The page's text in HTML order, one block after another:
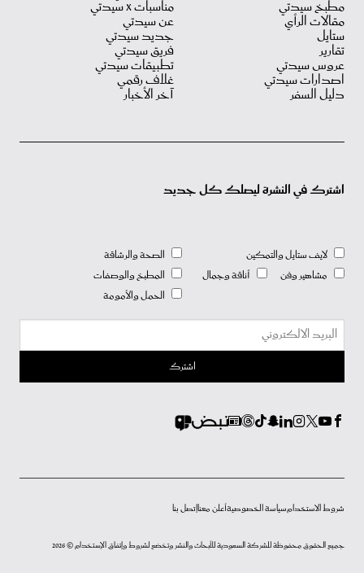
مطبخ سيدتي
مقالات الرأي
ستايل
تقارير
عروس سيدتي
اصدارات سيدتي
دليل السفر
مناسبات X سيدتي
عن سيدتي
جديد سيدتي
فريق سيدتي
تطبيقات سيدتي
غلاف رقمي
آخر الأخبار
اشترك في النشرة ليصلك كل جديد
لايف ستايل والتمكين
مشاهير وفن
أناقة وجمال
الصحة والرشاقة
المطبخ والوصفات
الحمل والأمومة
شروط الاستخدامسياسة الخصوصيةأعلن معناإتصل بنا
جميع الحقوق محفوظة للشركة السعودية للأبحاث والنشر وتخضع لشروط وإتفاق الإستخدام © 2026